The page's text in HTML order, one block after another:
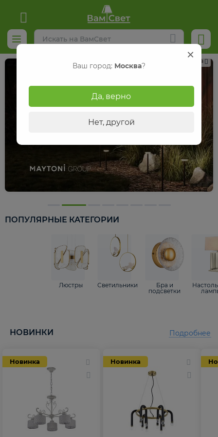
Реклама
ПОПУЛЯРНЫЕ КАТЕГОРИИ
Люстры Светильники
Бра и
подсветки
НОВИНКИ
Новинка Новинка
Подробнее
Ваш город: Москва?
Да, верно
Нет, другой